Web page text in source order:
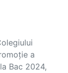
a
Bac 2024,